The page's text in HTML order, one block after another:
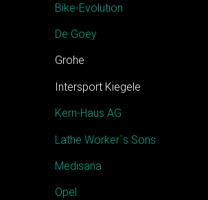
Bike-Evolution
De Goey
Grohe
Intersport Kiegele
Kern-Haus AG
Lathe Worker´s Sons
Medisana
Opel